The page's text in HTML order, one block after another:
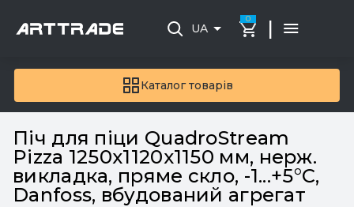
Каталог товарів
UA
0 |
Піч для піци QuadroStream
Pizza 1250х1120х1150 мм, нерж.
викладка, пряме скло, -1...+5°C,
Danfoss, вбудований агрегат